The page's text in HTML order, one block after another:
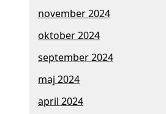
november 2024
oktober 2024
september 2024
maj 2024
april 2024